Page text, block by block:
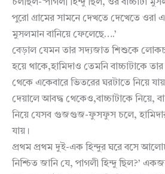
চলছিল-‘পাগলী হিন্দু ছিল, ওর বাচ্চাটা
পুরো গ্রামের সামনে দেখতে দেখেতে ওরা
মুসলমান বানিয়ে ফেলেছে….’
বেড়াল যেমন তার সদ্যজাত শিশুকে
হয়ে থাকে,হামিদাও তেমনি বাচ্চাটাকে
থেকে একেবারে ভিতরের ঘরটাতে নিয়ে
দেয়ালে আবদ্ধ থেকেও,বাচ্চাটাকে নিয়ে,
নিয়ে যেসব গুজগুজ-ফুসফুস চলে,
যায়।
প্রথম প্রথম দুই-এক হিন্দুর ঘরে বসে
নিশ্চিত জানি যে, পাগলী হিন্দু ছিল?’